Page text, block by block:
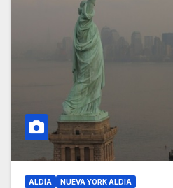
ALDÍA NUEVA YORK ALDÍA